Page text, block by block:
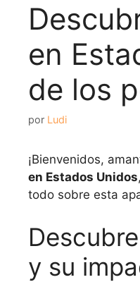
en
de los
por Ludi
¡Bienvenidos,
en Estados Unidos
todo sobre esta
y su